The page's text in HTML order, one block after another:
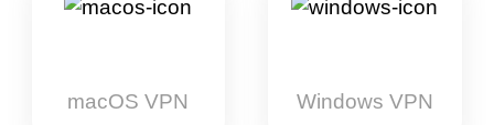
macOS VPN Windows VPN